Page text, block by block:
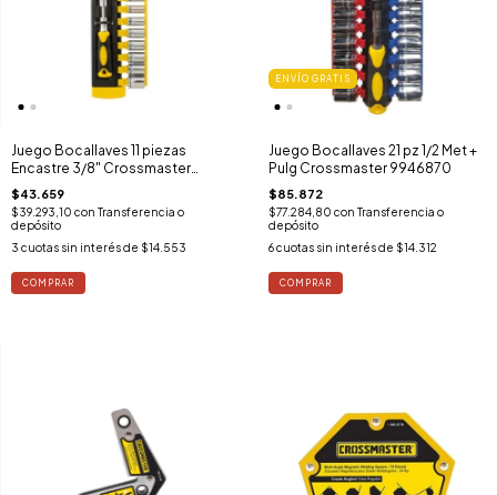
Juego Bocallaves 11 piezas
Encastre 3/8" Crossmaster
9945547
$43.659
$39.293,10 con Transferencia o
depósito
3 cuotas sin interés de $14.553
ENVÍO GRATIS
Juego Bocallaves 21 pz 1/2 Met +
Pulg Crossmaster 9946870
$85.872
$77.284,80 con Transferencia o
depósito
6 cuotas sin interés de $14.312